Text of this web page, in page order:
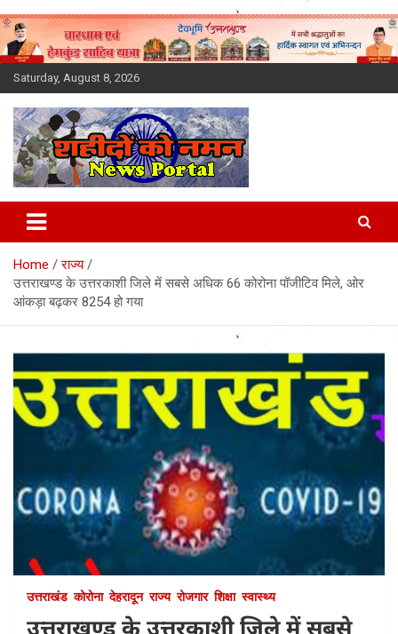
Skip
to
content
Saturday, August 8, 2026
Latest News Today, Breaking
News, Uttarakhand News in
Hindi
Home
राज्य
उत्तराखण्ड के उत्तरकाशी जिले में सबसे अधिक 66 कोरोना पॉजीटिव मिले, ओर
आंकड़ा बढ़कर 8254 हो गया
उत्तराखंड कोरोना देहरादून राज्य रोजगार शिक्षा स्वास्थ्य
उत्तराखण्ड के उत्तरकाशी जिले में सबसे